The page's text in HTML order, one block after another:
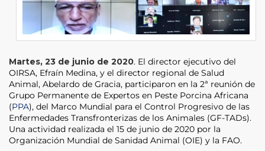
Martes, 23 de junio de 2020. El director ejecutivo del
OIRSA, Efraín Medina, y el director regional de Salud
Animal, Abelardo de Gracia, participaron en la 2ª reunión de
Grupo Permanente de Expertos en Peste Porcina Africana
(PPA), del Marco Mundial para el Control Progresivo de las
Enfermedades Transfronterizas de los Animales (GF-TADs).
Una actividad realizada el 15 de junio de 2020 por la
Organización Mundial de Sanidad Animal (OIE) y la FAO.